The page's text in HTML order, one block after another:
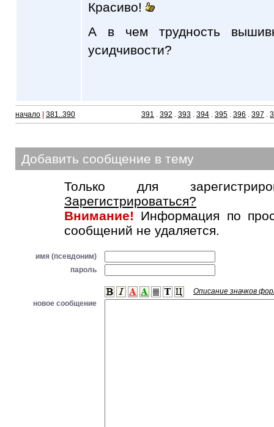
Красиво!
А в чем трудность
усидчивости?
начало 381..390 391 . 392 . 393 . 394 . 395 . 396 . 397 .
Добавить сообщение в тему
Только для
Зарегистрироваться?
Внимание! Информация по
сообщений не удаляется.
имя (псевдоним)
пароль
Описание значков
новое сообщение